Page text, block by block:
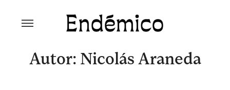
content
ambiental
Autor: Nicolás Araneda